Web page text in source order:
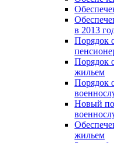
в 2013
Порядок
Порядок
жильем
Порядок
Новый
жильем